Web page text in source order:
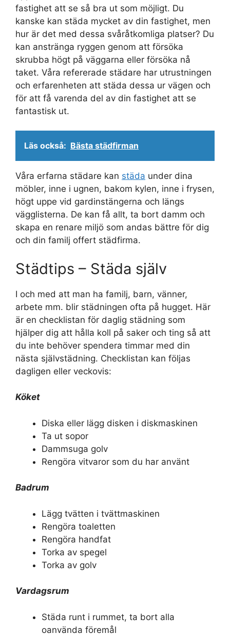
fastighet att se så bra ut som möjligt. Du
kanske kan städa mycket av din fastighet, men
hur är det med dessa svåråtkomliga platser? Du
kan anstränga ryggen genom att försöka
skrubba högt på väggarna eller försöka nå
taket. Våra refererade städare har utrustningen
och erfarenheten att städa dessa ur vägen och
för att få varenda del av din fastighet att se
fantastisk ut.
Läs också: Bästa städfirman
Våra erfarna städare kan städa under dina
möbler, inne i ugnen, bakom kylen, inne i frysen,
högt uppe vid gardinstängerna och längs
vägglisterna. De kan få allt, ta bort damm och
skapa en renare miljö som andas bättre för dig
och din familj offert städfirma.
Städtips – Städa själv
I och med att man ha familj, barn, vänner,
arbete mm. blir städningen ofta på hugget. Här
är en checklistan för daglig städning som
hjälper dig att hålla koll på saker och ting så att
du inte behöver spendera timmar med din
nästa självstädning. Checklistan kan följas
dagligen eller veckovis:
Köket
Diska eller lägg disken i diskmaskinen
Ta ut sopor
Dammsuga golv
Rengöra vitvaror som du har använt
Badrum
Lägg tvätten i tvättmaskinen
Rengöra toaletten
Rengöra handfat
Torka av spegel
Torka av golv
Vardagsrum
Städa runt i rummet, ta bort alla
oanvända föremål